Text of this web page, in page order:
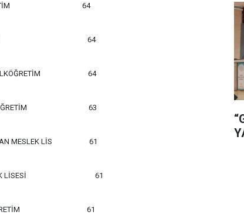
64
64
64
63
MESLEK LİS 61
LİSESİ 61
61